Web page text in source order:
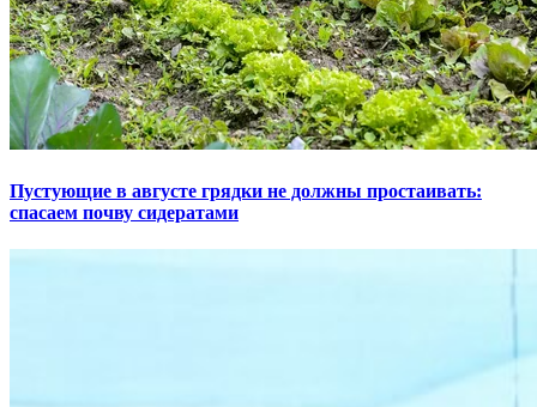
Пустующие в августе грядки не должны простаивать:
спасаем почву сидератами